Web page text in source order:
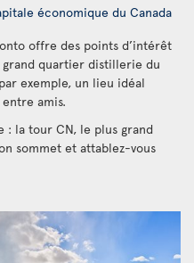
économique du Canada
offre des points d’intérêt
quartier distillerie du
exemple, un lieu idéal
amis.
la tour CN, le plus grand
sommet et attablez-vous